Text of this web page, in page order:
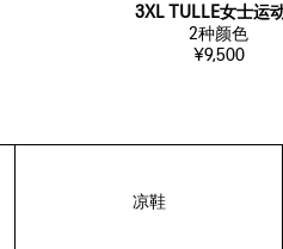
3XL TULLE女士运
2种颜色
¥9,500
凉鞋